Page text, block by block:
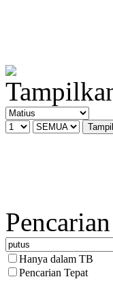
Hanya dalam TB
Pencarian Tepat